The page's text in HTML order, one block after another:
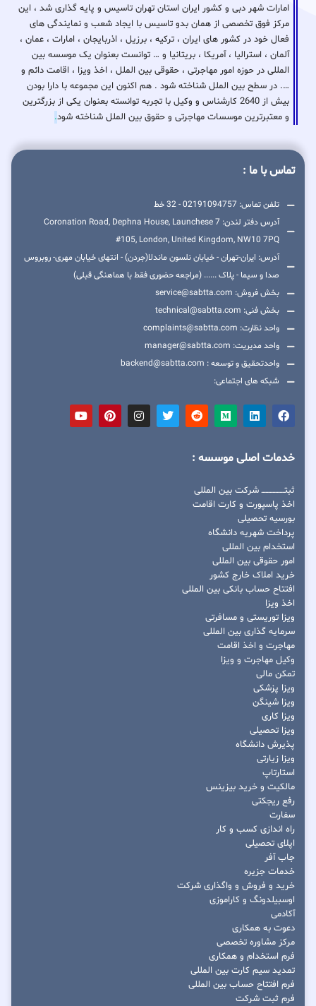
امارات شهر دبی و کشور ایران استان تهران تاسیس و پایه گذاری شد ، این
مرکز فوق تخصصی از همان بدو تاسیس با ایجاد شعب و نمایندگی های
فعال خود در کشور های ایران ، ترکیه ، برزیل ، اذربایجان ، امارات ، عمان ،
آلمان ، استرالیا ، آمریکا ، بریتانیا و … توانست بعنوان یک موسسه بین
المللی در حوزه امور مهاجرتی ، حقوقی بین الملل ، اخذ ویزا ، اقامت دائم و
…. در سطح بین الملل شناخته شود . هم اکنون این مجموعه با دارا بودن
بیش از 2640 کارشناس و وکیل با تجربه توانسته بعنوان یکی از بزرگترین
و معتبرترین موسسات مهاجرتی و حقوق بین الملل شناخته شود.
تماس با ما :
تلفن تماس: 02191094757 - 32 خط
آدرس دفتر لندن: 7 Coronation Road, Dephna House, Launchese
#105, London, United Kingdom, NW10 7PQ
آدرس: ایران-تهران - خیابان نلسون ماندلا(جردن) - انتهای خیابان مهری- روبروس
صدا و سیما - پلاک ...... (مراجعه حضوری فقط با هماهنگی قبلی)
بخش فروش: service@sabtta.com
بخش فنی: technical@sabtta.com
واحد نظارت: complaints@sabtta.com
واحد مدیریت: manager@sabtta.com
واحدتحقیق و توسعه : backend@sabtta.com
شبکه های اجتماعی:
خدمات اصلی موسسه :
ثبتــــــــــــــــ شرکت بین المللی
اخذ پاسپورت و کارت اقامت
بورسیه تحصیلی
پرداخت شهریه دانشگاه
استخدام بین المللی
امور حقوقی بین المللی
خرید املاک خارج کشور
افتتاح حساب بانکی بین المللی
اخذ ویزا
ویزا توریستی و مسافرتی
سرمایه گذاری بین المللی
مهاجرت و اخذ اقامت
وکیل مهاجرت و ویزا
تمکن مالی
ویزا پزشکی
ویزا شینگن
ویزا کاری
ویزا تحصیلی
پذیرش دانشگاه
ویزا زیارتی
استارتاپ
مالکیت و خرید بیزینس
رفع ریجکتی
سفارت
راه اندازی کسب و کار
اپلای تحصیلی
جاب آفر
خدمات جزیره
خرید و فروش و واگذاری شرکت
اوسبیلدونگ و کاراموزی
آکادمی
دعوت به همکاری
مرکز مشاوره تخصصی
فرم استخدام و همکاری
تمدید سیم کارت بین المللی
فرم افتتاح حساب بین المللی
فرم ثبت شرکت